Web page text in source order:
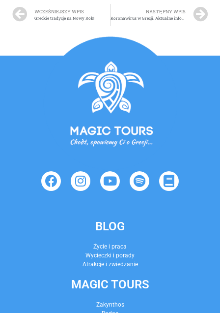
WCZEŚNIEJSZY WPIS
Greckie tradycje na Nowy Rok!
NASTĘPNY WPIS
Koronawirus w Grecji. Aktualne informacje
BLOG
Życie i praca
Wycieczki i porady
Atrakcje i zwiedzanie
MAGIC TOURS
Zakynthos